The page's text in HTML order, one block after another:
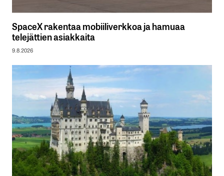
SpaceX rakentaa mobiiliverkkoa ja hamuaa
telejättien asiakkaita
9.8.2026